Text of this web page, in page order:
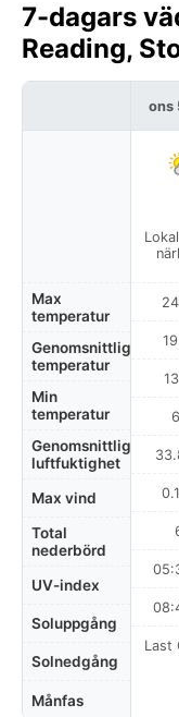
7-dagars
Reading,
Max
temperatur
Genomsnittlig
temperatur
Min
temperatur
Genomsnittlig
luftfuktighet
Max vind
Total
nederbörd
UV-index
Soluppgång
Solnedgång
Månfas
ons
Last